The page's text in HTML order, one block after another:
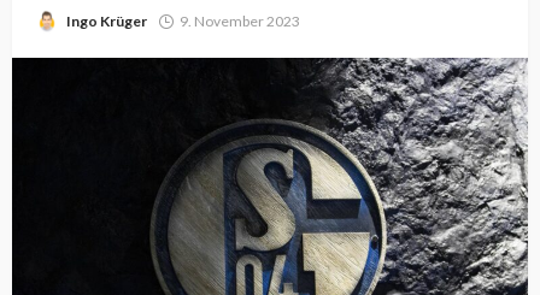
Ingo Krüger 9. November 2023